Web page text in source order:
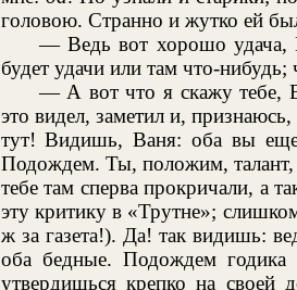
головою. Странно и жутко ей
— Ведь вот хорошо удача,
будет удачи или там что-
— А вот что я скажу тебе,
это видел, заметил и,
тут! Видишь, Ваня: оба вы
Подождем. Ты, положим, талант,
тебе там сперва прокричали, а
эту критику в «Трутне»;
ж за газета!). Да! так видишь:
оба бедные. Подождем
утвердишься крепко на